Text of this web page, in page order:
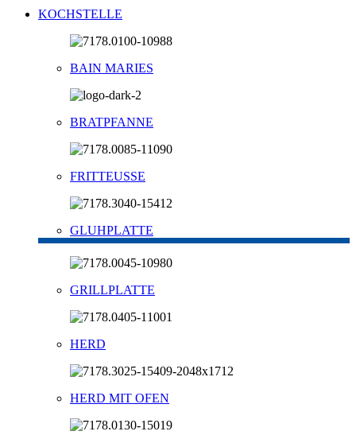
KOCHSTELLE
BAIN MARIES
BRATPFANNE
FRITTEUSSE
GLUHPLATTE
GRILLPLATTE
HERD
HERD MIT OFEN